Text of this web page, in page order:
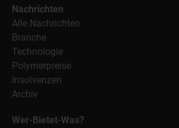
Nachrichten
Alle Nachrichten
Branche
Technologie
Polymerpreise
Insolvenzen
Archiv
Wer-Bietet-Was?